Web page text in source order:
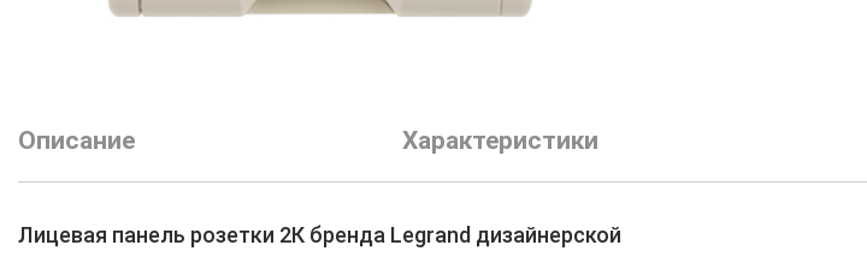
Описание Характеристики
Лицевая панель розетки 2К бренда Legrand дизайнерской